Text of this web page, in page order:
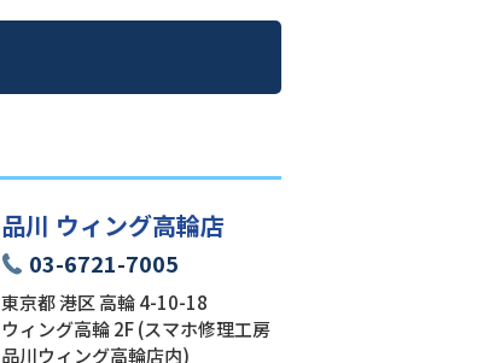
品川 ウィング高輪店
03-6721-7005
東京都 港区 高輪 4-10-18
ウィング高輪 2F (スマホ修理工房
品川ウィング高輪店内)